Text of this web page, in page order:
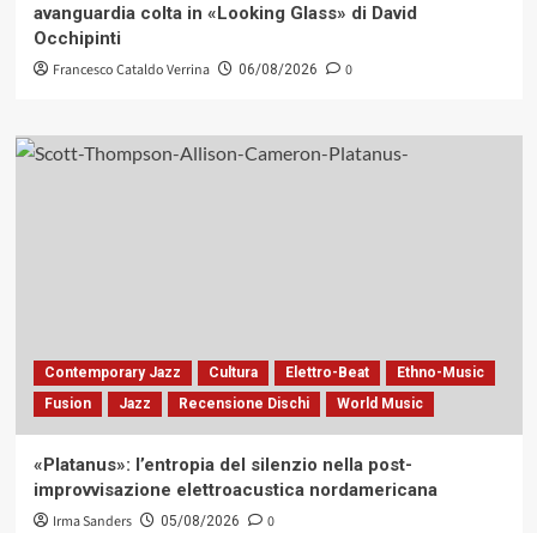
avanguardia colta in «Looking Glass» di David
Occhipinti
Francesco Cataldo Verrina 06/08/2026 0
Contemporary Jazz Cultura Elettro-Beat
Ethno-Music
Fusion
Jazz Recensione Dischi World Music
«Platanus»: l’entropia del silenzio nella post-
improvvisazione elettroacustica nordamericana
Irma Sanders 05/08/2026 0